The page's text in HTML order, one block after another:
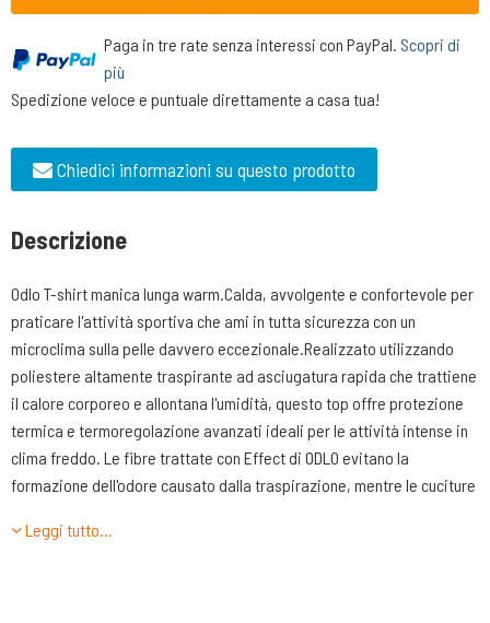
Paga in tre rate senza interessi con PayPal. Scopri di
più
Spedizione veloce e puntuale direttamente a casa tua!
Chiedici informazioni su questo prodotto
Descrizione
Odlo T-shirt manica lunga warm.Calda, avvolgente e confortevole per
praticare l'attività sportiva che ami in tutta sicurezza con un
microclima sulla pelle davvero eccezionale.Realizzato utilizzando
poliestere altamente traspirante ad asciugatura rapida che trattiene
il calore corporeo e allontana l'umidità, questo top offre protezione
termica e termoregolazione avanzati ideali per le attività intense in
clima freddo. Le fibre trattate con Effect di ODLO evitano la
formazione dell'odore causato dalla traspirazione, mentre le cuciture
assicurano una vestibilità calda senza sfregamenti per tutta la
Leggi tutto…